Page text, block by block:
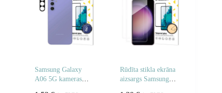
Samsung Galaxy
A06 5G kameras
Rūdīta stikla ekrāna
aizsargs Samsung